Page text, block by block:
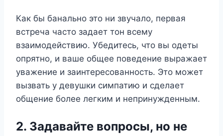
Как бы банально это ни звучало, первая
встреча часто задает тон всему
взаимодействию. Убедитесь, что вы одеты
опрятно, и ваше общее поведение выражает
уважение и заинтересованность. Это может
вызвать у девушки симпатию и сделает
общение более легким и непринужденным.
2. Задавайте вопросы, но не